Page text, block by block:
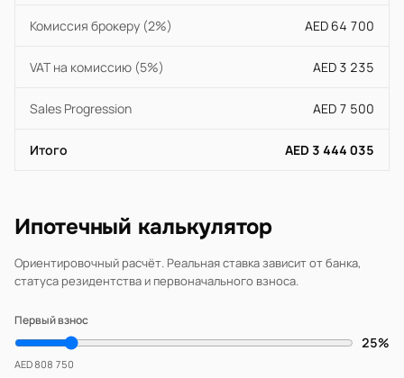
Комиссия брокеру (2%) AED 64 700
VAT на комиссию (5%) AED 3 235
Sales Progression AED 7 500
Итого AED 3 444 035
Ипотечный калькулятор
Ориентировочный расчёт. Реальная ставка зависит от банка,
статуса резидентства и первоначального взноса.
Первый взнос
25%
AED 808 750